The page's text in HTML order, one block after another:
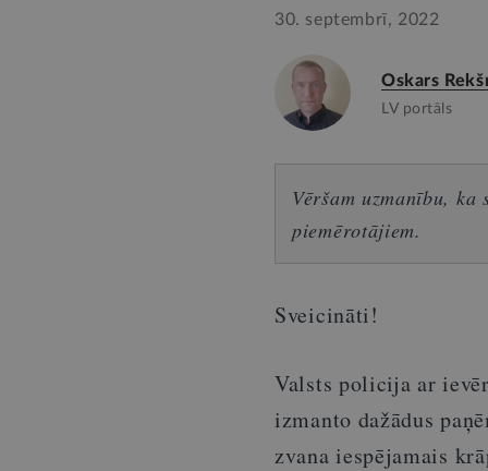
30. septembrī, 2022
Oskars
LV portāls
Vēršam uzmanību,
piemērotājiem.
Sveicināti!
Valsts policija ar
izmanto dažādus
zvana iespējamais